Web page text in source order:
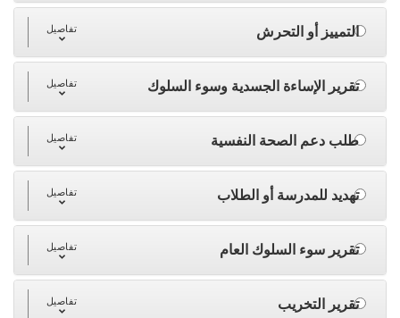
التمييز أو التحرش تفاصيل
تقرير الإساءة الجسدية وسوء السلوك تفاصيل
طلب دعم الصحة النفسية تفاصيل
تهديد للمدرسة أو الطلاب تفاصيل
تقرير سوء السلوك العام تفاصيل
تقرير التخريب تفاصيل